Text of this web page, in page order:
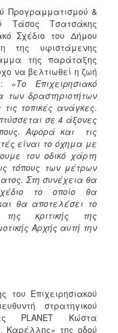
Προγραμματισμού &
Τάσος Τσατσάκης
Σχέδιο του Δήμου
της υφιστάμενης
της παράταξης
να βελτιωθεί η ζωή
«Το Επιχειρησιακό
δραστηριοτήτων
τοπικές ανάγκες.
σε 4 άξονες
Αφορά και τις
είναι το όχημα με
τον οδικό χάρτη
τόπους των μέτρων
Στη συνέχεια θα
το οποίο θα
θα αποτελέσει το
κριτικής της
Αρχής αυτή την
του Επιχειρησιακού
στρατηγικού
PLANET Κώστα
Καρέλλης» της οδού